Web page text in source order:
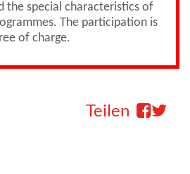
the special characteristics of
The participation is
of charge.